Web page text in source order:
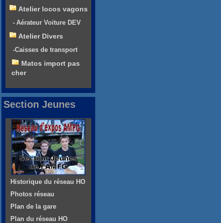
Atelier locos vagons
- Aérateur Voiture DEV
Atelier Divers
-Caisses de transport
Matos import pas
cher
Section Jeunes
Historique du réseau HO
Photos réseau
Plan de la gare
Plan du réseau HO